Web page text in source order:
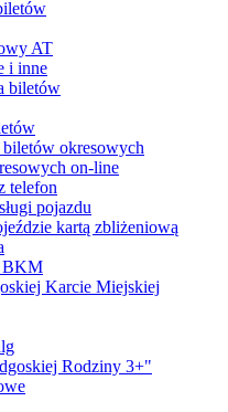
AT
i inne
biletów
okresowych
on-line
telefon
pojazdu
kartą zbliżeniową
BKM
Karcie Miejskiej
Rodziny 3+"